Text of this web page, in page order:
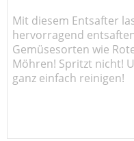
Mit diesem Entsafter
hervorragend
Gemüsesorten wie
Möhren! Spritzt nicht!
ganz einfach reinigen!